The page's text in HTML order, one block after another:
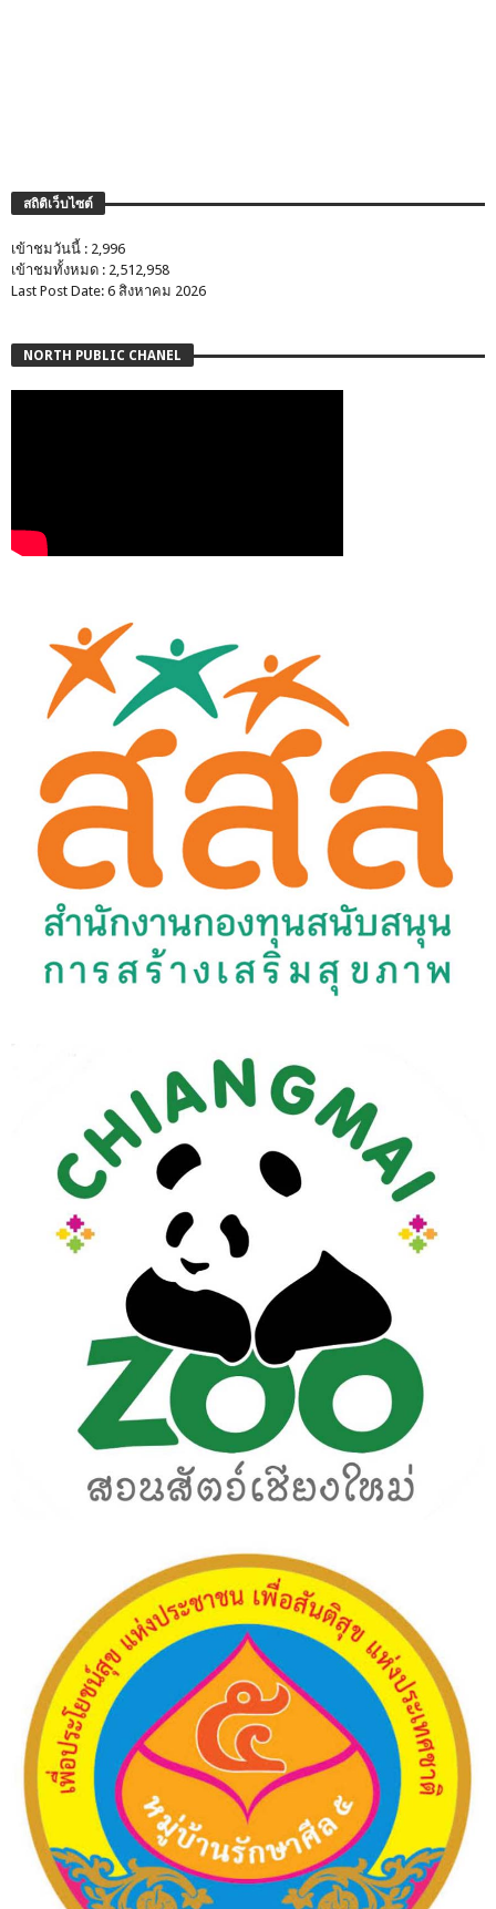
สถิติเว็บไซต์
เข้าชมวันนี้ : 2,996
เข้าชมทั้งหมด : 2,512,958
Last Post Date: 6 สิงหาคม 2026
NORTH PUBLIC CHANEL